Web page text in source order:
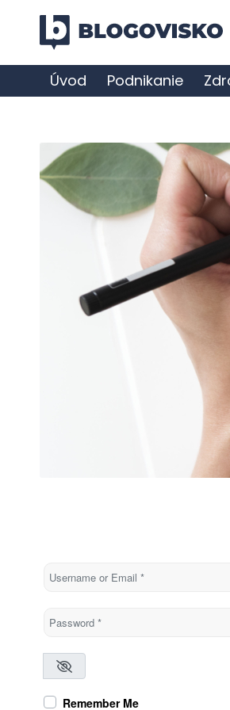
Úvod Podnikanie
Username or Email
Password*
Remember Me